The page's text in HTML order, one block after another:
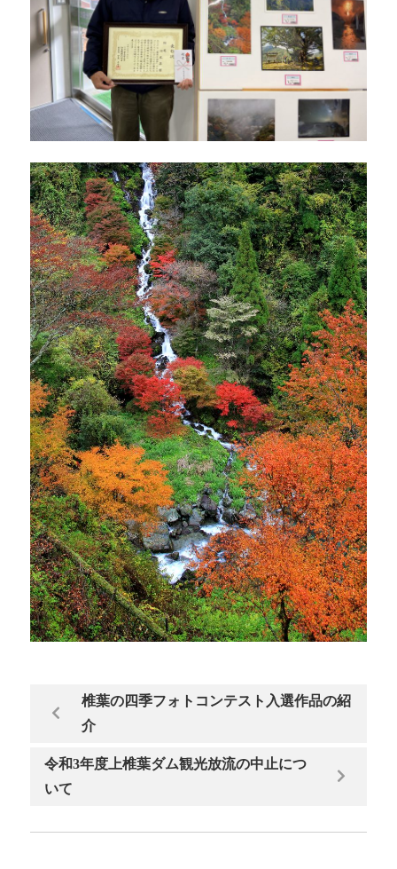
椎葉の四季フォトコンテスト入選作品の紹
介
令和3年度上椎葉ダム観光放流の中止につ
いて